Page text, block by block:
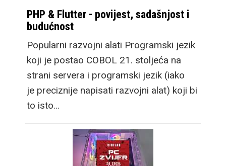
PHP & Flutter - povijest, sadašnjost i
budućnost
Popularni razvojni alati Programski jezik
koji je postao COBOL 21. stoljeća na
strani servera i programski jezik (iako
je preciznije napisati razvojni alat) koji bi
to isto…